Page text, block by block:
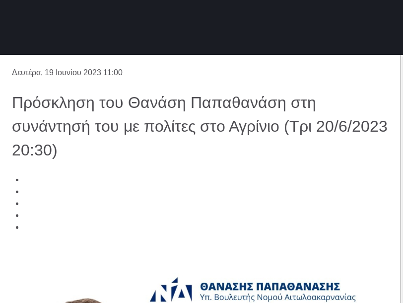
Δευτέρα, 19 Ιουνίου 2023 11:00
Πρόσκληση του Θανάση Παπαθανάση στη
συνάντησή του με πολίτες στο Αγρίνιο (Τρι 20/6/2023
20:30)